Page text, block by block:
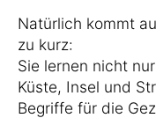
Natürlich kommt
zu kurz:
Sie lernen nicht
Küste, Insel und
Begriffe für die